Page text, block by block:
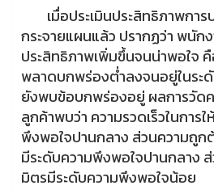
เมื่อประเมินประสิทธิภาพการ
กระจายแผนแล้ว ปรากฏว่า พนัก
ประสิทธิภาพเพิ่มขึ้นจนน่าพอใจ
พลาดบกพร่องต่ำลงจนอยู่ในระ
ยังพบข้อบกพร่องอยู่ ผลการวัด
ลูกค้าพบว่า ความรวดเร็วในการ
พึงพอใจปานกลาง ส่วนความถูก
มีระดับความพึงพอใจปานกลาง
มิตรมีระดับความพึงพอใจน้อย